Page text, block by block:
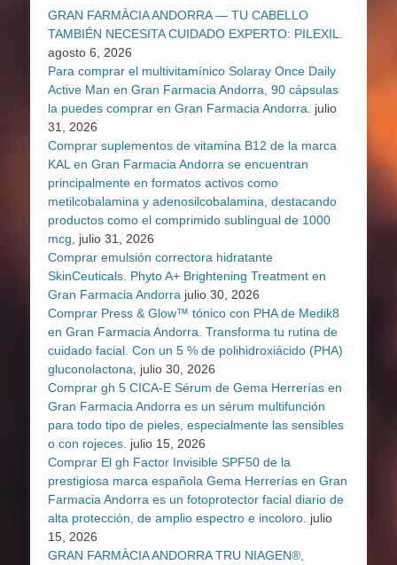
GRAN FARMÀCIA ANDORRA — TU CABELLO
TAMBIÉN NECESITA CUIDADO EXPERTO: PILEXIL.
agosto 6, 2026
Para comprar el multivitamínico Solaray Once Daily
Active Man en Gran Farmacia Andorra, 90 cápsulas
la puedes comprar en Gran Farmacia Andorra.
julio
31, 2026
Comprar suplementos de vitamina B12 de la marca
KAL en Gran Farmacia Andorra se encuentran
principalmente en formatos activos como
metilcobalamina y adenosilcobalamina, destacando
productos como el comprimido sublingual de 1000
mcg,
julio 31, 2026
Comprar emulsión correctora hidratante
SkinCeuticals. Phyto A+ Brightening Treatment en
Gran Farmacia Andorra julio 30, 2026
Comprar Press & Glow™ tónico con PHA de Medik8
en Gran Farmacia Andorra. Transforma tu rutina de
cuidado facial. Con un 5 % de polihidroxiácido (PHA)
gluconolactona,
julio 30, 2026
Comprar gh 5 CICA-E Sérum de Gema Herrerías en
Gran Farmacia Andorra es un sérum multifunción
para todo tipo de pieles, especialmente las sensibles
o con rojeces. julio 15, 2026
Comprar El gh Factor Invisible SPF50 de la
prestigiosa marca española Gema Herrerías en Gran
Farmacia Andorra es un fotoprotector facial diario de
alta protección, de amplio espectro e incoloro. julio
15, 2026
GRAN FARMÀCIA ANDORRA TRU NIAGEN®,